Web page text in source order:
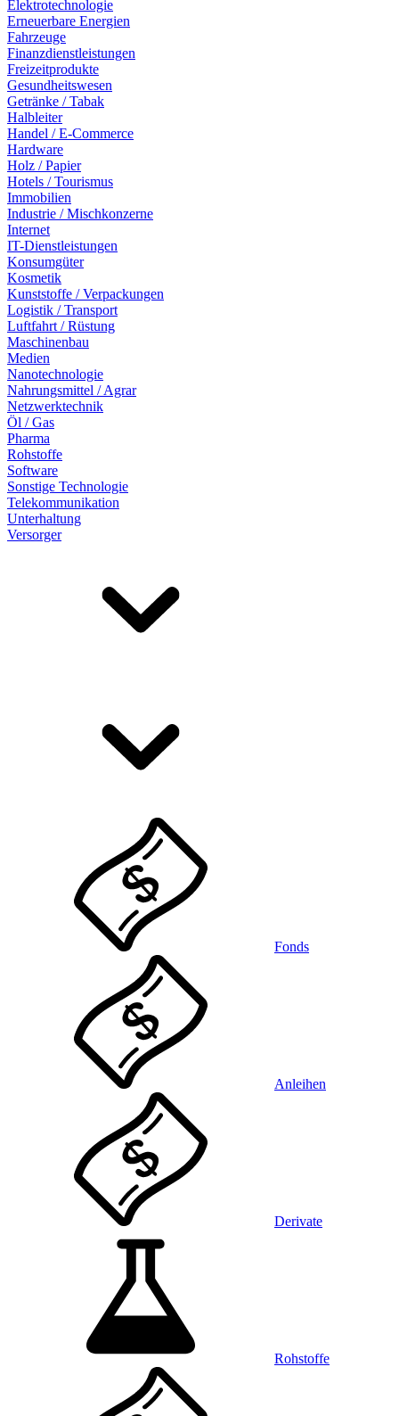
Elektrotechnologie
Erneuerbare Energien
Fahrzeuge
Finanzdienstleistungen
Freizeitprodukte
Gesundheitswesen
Getränke / Tabak
Halbleiter
Handel / E-Commerce
Hardware
Holz / Papier
Hotels / Tourismus
Immobilien
Industrie / Mischkonzerne
Internet
IT-Dienstleistungen
Konsumgüter
Kosmetik
Kunststoffe / Verpackungen
Logistik / Transport
Luftfahrt / Rüstung
Maschinenbau
Medien
Nanotechnologie
Nahrungsmittel / Agrar
Netzwerktechnik
Öl / Gas
Pharma
Rohstoffe
Software
Sonstige Technologie
Telekommunikation
Unterhaltung
Versorger
Fonds
Anleihen
Derivate
Rohstoffe